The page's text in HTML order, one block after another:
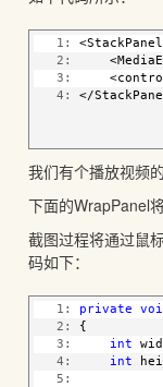
   1:
   2:
   3:
   4:
</
我们有个播放视频
下面的WrapPanel
截图过程将通过鼠
码如下：
   1:
private
   2:
{
   3:
int
   4:
int
   5: